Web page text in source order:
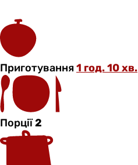
Приготування1 год. 10 хв.
Порції2